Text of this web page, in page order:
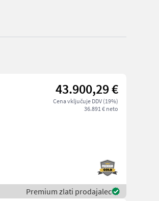
43.900,29 €
Cena vključuje DDV (19%)
36.891 € neto
Premium zlati prodajalec